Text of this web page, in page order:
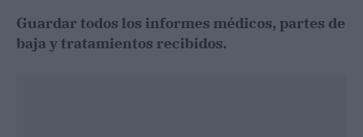
Guardar todos los informes médicos, partes de
baja y tratamientos recibidos.